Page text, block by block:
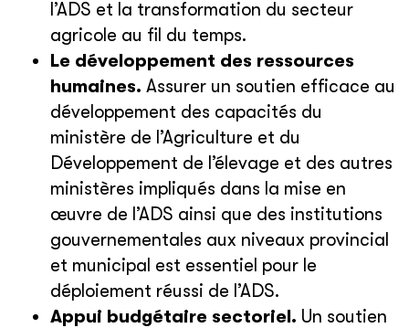
l’ADS et la transformation du secteur
agricole au fil du temps.
Le développement des ressources
humaines. Assurer un soutien efficace au
développement des capacités du
ministère de l’Agriculture et du
Développement de l’élevage et des autres
ministères impliqués dans la mise en
œuvre de l’ADS ainsi que des institutions
gouvernementales aux niveaux provincial
et municipal est essentiel pour le
déploiement réussi de l’ADS.
Appui budgétaire sectoriel. Un soutien